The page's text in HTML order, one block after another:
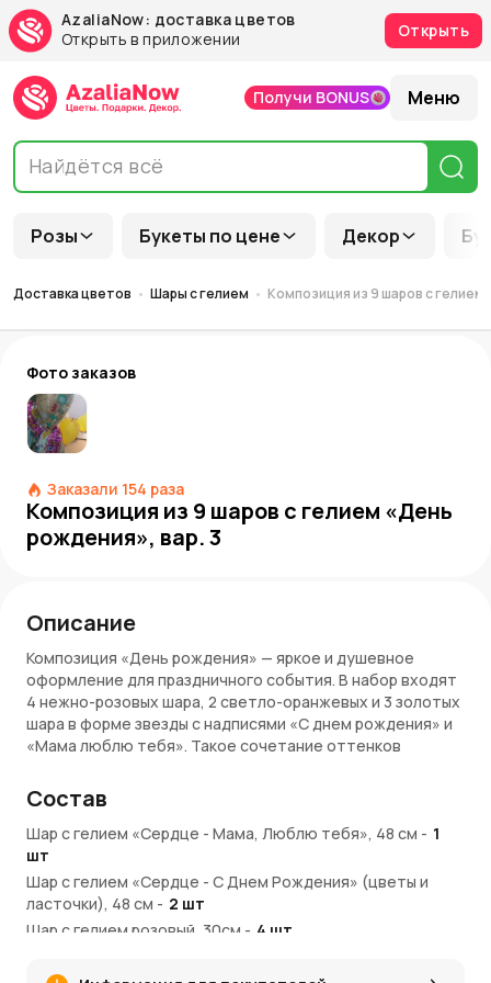
AzaliaNow: доставка цветов
Открыть в приложении
Открыть
Розы Букеты по цене Декор
Получи BONUS Меню
Доставка цветов Шары с гелием Композиция из 9 шаров с гелием
Фото заказов
Заказали 154 раза
Композиция из 9 шаров с гелием «День
рождения», вар. 3
Описание
Композиция «День рождения» — яркое и душевное
оформление для праздничного события. В набор входят
4 нежно-розовых шара, 2 светло-оранжевых и 3 золотых
шара в форме звезды с надписями «С днем рождения» и
«Мама люблю тебя». Такое сочетание оттенков
индивидуальный смысл празднику. Золотые звезды с
надписями делают композицию особенно
выразительной и трогательной.
Преимущества:
Разнообразие оттенков — розовый, светло-
оранжевый и золотой
признаниями
Состав
Шар с гелием «Сердце - Мама, Люблю тебя», 48 см - 1
шт
Шар с гелием «Сердце - С Днем Рождения» (цветы и
ласточки), 48 см - 2 шт
Шар с гелием розовый, 30см - 4 шт